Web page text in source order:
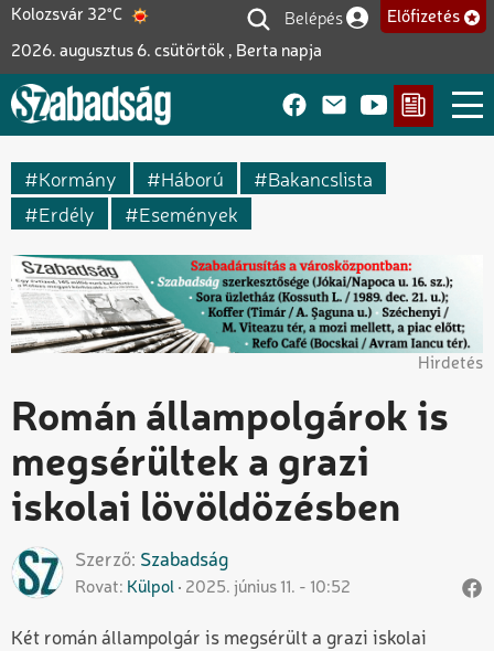
Ugrás
tartalomra
Kolozsvár 32°C
2026. augusztus 6. csütörtök , Berta napja
Felhasználói fiók
Belépés Előfizetés
Kormány Háború
Bakancslista
Erdély
Események
Hirdetés
Román állampolgárok is
megsérültek a grazi
iskolai lövöldözésben
Szerző Szabadság
Rovat Külpol 2025. június 11. - 10:52
Két román állampolgár is megsérült a grazi iskolai